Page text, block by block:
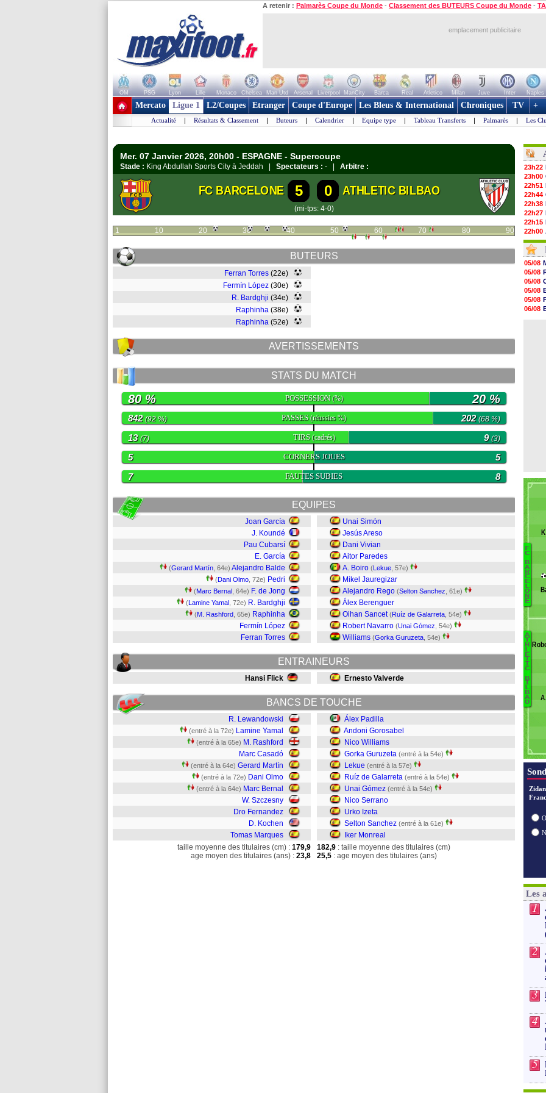
A retenir : Palmarès Coupe du Monde - Classement des BUTEURS Coupe du Monde -
emplacement publicitaire
OM PSG Lyon Lille Monaco Chelsea Man Utd Arsenal Liverpool ManCity Barca Real Atletico Milan Juve Inter Naples
+ de clubs
Mercato Ligue 1 L2/Coupes Etranger Coupe d'Europe Les Bleus & International Chroniques TV +
Actualité | Résultats & Classement | Buteurs | Calendrier | Equipe type | Tableau Transferts | Palmarès | Les
Mer. 07 Janvier 2026, 20h00 - ESPAGNE - Supercoupe
Stade : King Abdullah Sports City à Jeddah | Spectateurs : - | Arbitre :
FC BARCELONE 5 0 ATHLETIC BILBAO
(mi-tps: 4-0)
1 10 20 30 40 50 60 70 80 90
BUTEURS
Ferran Torres (22e)
Fermín López (30e)
R. Bardghji (34e)
Raphinha (38e)
Raphinha (52e)
AVERTISSEMENTS
STATS DU MATCH
POSSESSION(%)
80 % 20 %
PASSES(réussies %)
842(92 %) 202(68 %)
TIRS(cadrés)
13(7) 9(3)
CORNERS JOUES
5 5
FAUTES SUBIES
7 8
EQUIPES
Joan García
J. Koundé
Pau Cubarsí
E. García
(Gerard Martín , 64e) Alejandro Balde
(Dani Olmo , 72e) Pedri
(Marc Bernal , 64e) F. de Jong
(Lamine Yamal , 72e) R. Bardghji
(M. Rashford , 65e) Raphinha
Fermín López
Ferran Torres
Unai Simón
Jesús Areso
Dani Vivian
Aitor Paredes
A. Boiro (Lekue , 57e)
Mikel Jauregizar
Alejandro Rego (Selton Sanchez , 61e)
Álex Berenguer
Oihan Sancet (Ruíz de Galarreta , 54e)
Robert Navarro (Unai Gómez , 54e)
Williams (Gorka Guruzeta , 54e)
ENTRAINEURS
Hansi Flick Ernesto Valverde
BANCS DE TOUCHE
R. Lewandowski
(entré à la 72e) Lamine Yamal
(entré à la 65e) M. Rashford
Marc Casadó
(entré à la 64e) Gerard Martín
(entré à la 72e) Dani Olmo
(entré à la 64e) Marc Bernal
W. Szczesny
Dro Fernandez
D. Kochen
Tomas Marques
Álex Padilla
Andoni Gorosabel
Nico Williams
Gorka Guruzeta (entré à la 54e)
Lekue (entré à la 57e)
Ruíz de Galarreta (entré à la 54e)
Unai Gómez (entré à la 54e)
Nico Serrano
Urko Izeta
Selton Sanchez (entré à la 61e)
Iker Monreal
taille moyenne des titulaires (cm) : 179,9
age moyen des titulaires (ans) : 23,8
182,9 : taille moyenne des titulaires (cm)
25,5 : age moyen des titulaires (ans)
23h22
23h00
22h51
22h44
22h38
22h27
22h15
22h00
21h48
21h39
21h26
21h05
20h47
20h30
20h18
20h04
19h47
05/08
05/08
05/08
05/08
05/08
06/08
F
C
B
A
R
C
E
L
O
N
E
A
T
H
L
E
I
C
B
I
L
B
A
O
Les
1
2
3
4
5